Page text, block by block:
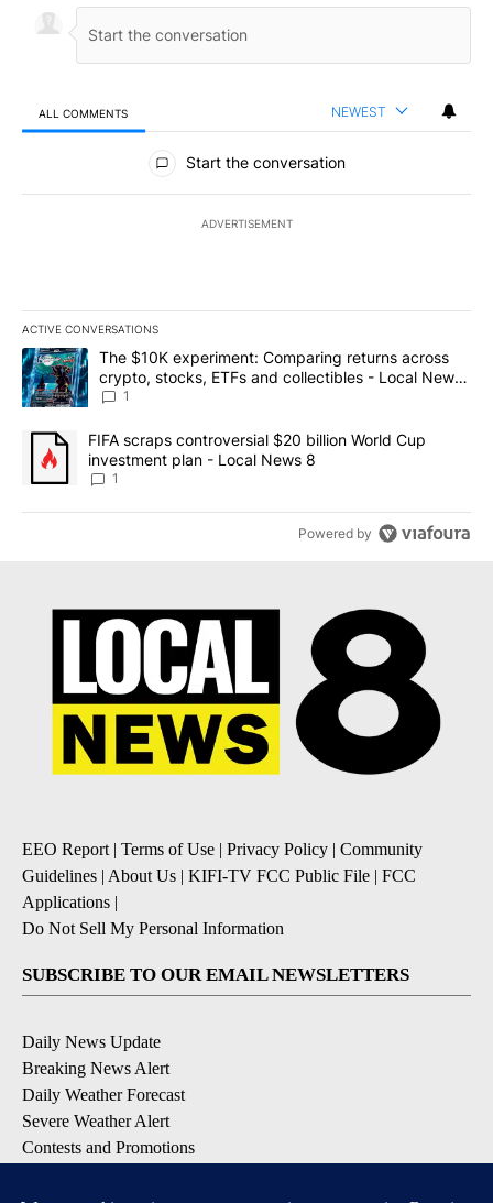
ALL COMMENTS NEWEST
All Comments
Start the conversation
ADVERTISEMENT
ACTIVE CONVERSATIONS
The following is a list of the most commented articles in the last
A trending article titled "The $10K experiment: Comparing
The $10K experiment: Comparing returns across
crypto, stocks, ETFs and collectibles - Local News
8
1
A trending article titled "FIFA scraps controversial $20 billion
FIFA scraps controversial $20 billion World Cup
investment plan - Local News 8
1
Powered by
EEO Report| Terms of Use | Privacy Policy | Community
Guidelines | About Us | KIFI-TV FCC Public File | FCC
Applications |
Do Not Sell My Personal Information
SUBSCRIBE TO OUR EMAIL NEWSLETTERS
Daily News Update
Breaking News Alert
Daily Weather Forecast
Severe Weather Alert
Contests and Promotions